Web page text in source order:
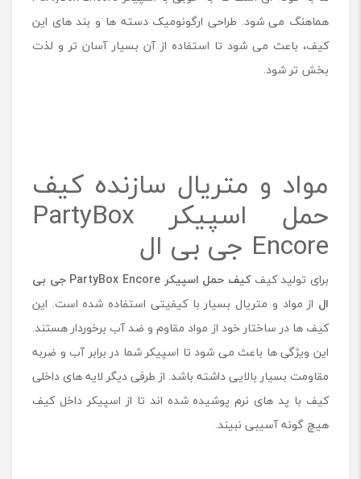
هماهنگ می ‌شود. طراحی ارگونومیک دسته‌ ها و بند های این
کیف، باعث می شود تا استفاده از آن بسیار آسان تر و لذت
بخش تر شود.
مواد و متریال سازنده کیف
حمل اسپیکر PartyBox
Encore جی بی ال
برای تولید کیف
کیف حمل اسپیکر PartyBox Encore جی بی
ال از مواد و متریال بسیار با کیفیتی استفاده شده است. این
کیف ها در ساختار خود از مواد مقاوم و ضد آب برخوردار هستند.
این ویژگی ها باعث می شود تا اسپیکر شما در برابر آب و ضربه
مقاومت بسیار بالایی داشته باشد. از طرفی دیگر لایه‌ های داخلی
کیف با پد های نرم پوشیده شده ‌اند تا از اسپیکر داخل کیف
هیچ گونه آسیبی نبیند.